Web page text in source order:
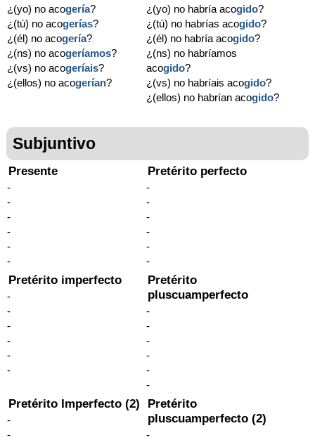
¿(yo) no acogería?
¿(tú) no acogerías?
¿(él) no acogería?
¿(ns) no acogeríamos?
¿(vs) no acogeríais?
¿(ellos) no acogerían?
¿(yo) no habría acogido?
¿(tú) no habrías acogido?
¿(él) no habría acogido?
¿(ns) no habríamos
acogido?
¿(vs) no habríais acogido?
¿(ellos) no habrían acogido?
Subjuntivo
Presente
-
-
-
-
-
-
Pretérito perfecto
-
-
-
-
-
-
Pretérito imperfecto
-
-
-
-
-
-
Pretérito
pluscuamperfecto
-
-
-
-
-
-
Pretérito Imperfecto (2)
-
-
Pretérito
pluscuamperfecto (2)
-